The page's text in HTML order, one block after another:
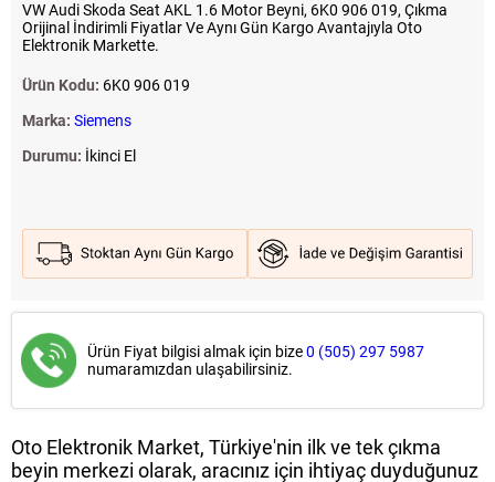
VW Audi Skoda Seat AKL 1.6 Motor Beyni, 6K0 906 019, Çıkma
Orijinal İndirimli Fiyatlar Ve Aynı Gün Kargo Avantajıyla Oto
Elektronik Markette.
Ürün Kodu: 6K0 906 019
Marka: Siemens
Durumu: İkinci El
Ürün Fiyat bilgisi almak için bize0 (505) 297 5987
numaramızdan ulaşabilirsiniz.
Oto Elektronik Market, Türkiye'nin ilk ve tek çıkma
beyin merkezi olarak, aracınız için ihtiyaç duyduğunuz